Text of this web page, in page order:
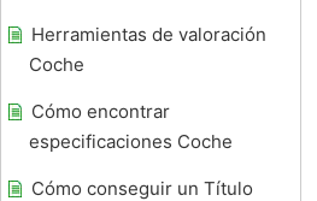
Herramientas de valoración
Coche
Cómo encontrar
especificaciones Coche
Cómo conseguir un Título